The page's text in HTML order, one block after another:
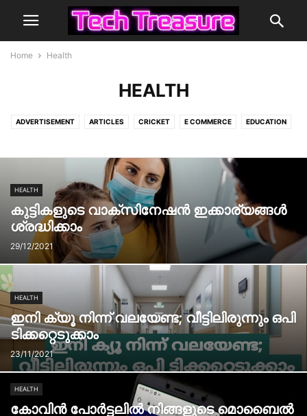
Home Health
HEALTH
ADVERTISEMENT ARTICLES CRICKET E COMMERCE EDUCATION
FOOD GENERAL HEALTH IMAGES JOB LOTTERY RESULT
NEWS PLACES QUIZ TECH
TECHNOLOGY TELECOM TRAVEL VIDEO
HEALTH
കുട്ടികളുടെ വാക്സിനേഷൻ ഇക്കാര്യങ്ങൾ
ശ്രദ്ധിക്കാം
29/12/2021
HEALTH
ഇനി ക്യൂ നിന്ന് വലയേണ്ട; വീട്ടിലിരുന്നും ഒപി
ടിക്കറ്റെടുക്കാം
23/11/2021
HEALTH
കോവിൻ പോർട്ടലിൽ നിങ്ങളുടെ മൊബൈൽ